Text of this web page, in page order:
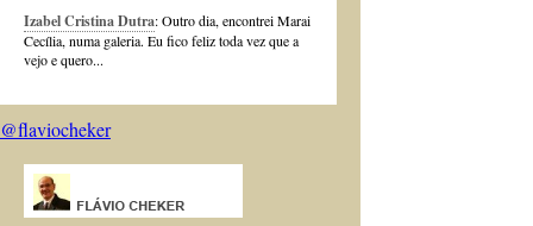
Izabel Cristina Dutra: Outro dia, encontrei Marai
Cecília, numa galeria. Eu fico feliz toda vez que a
vejo e quero...
@flaviocheker